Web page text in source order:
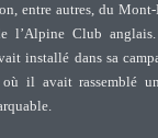
entre autres, du
l’Alpine Club anglais.
installé dans sa
où il avait rassemblé